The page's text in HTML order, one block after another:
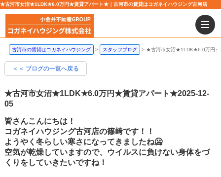
★古河市女沼★1LDK★6.0万円★賃貸アパート★｜古河市の賃貸はコガネイハウジング古河店
古河市の賃貸はコガネイハウジング スタッフブログ ★古河市女沼★1LDK★6.0万円★
＜＜ ブログの一覧へ戻る
★古河市女沼★1LDK★6.0万円★賃貸アパート★2025-12-
05
皆さんこんにちは！
コガネイハウジング古河店の篠﨑です！！
ようやく冬らしい寒さになってきましたね🥶
空気が乾燥していますので、ウイルスに負けない身体をづ
くりをしていきたいですね！